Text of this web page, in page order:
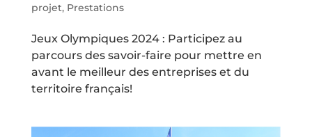
projet, Prestations
Jeux Olympiques 2024 : Participez au
parcours des savoir-faire pour mettre en
avant le meilleur des entreprises et du
territoire français!